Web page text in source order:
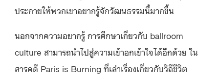
ประกายให้พวกเขาอยากรู้จักวัฒนธรรมนี้มากขึ้น
นอกจากความอยากรู้ การศึกษาเกี่ยวกับ ballroom
culture สามารถนำไปสู่ความเข้าอกเข้าใจได้อีกด้วย ใน
สารคดี Paris is Burning ที่เล่าเรื่องเกี่ยวกับวิถีชีวิต